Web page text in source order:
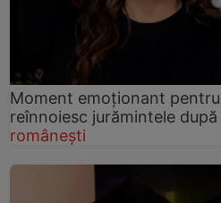
Moment emoționant
reînnoiesc jurămintele
românești